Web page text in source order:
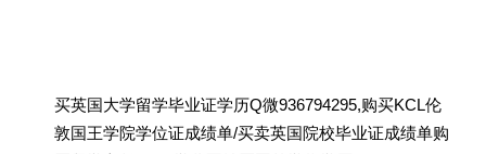
买英国大学留学毕业证学历Q微936794295,购买KCL伦
敦国王学院学位证成绩单/买卖英国院校毕业证成绩单购